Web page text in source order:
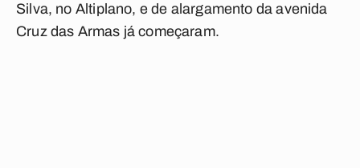
Silva, no Altiplano, e de alargamento da avenida
Cruz das Armas já começaram.